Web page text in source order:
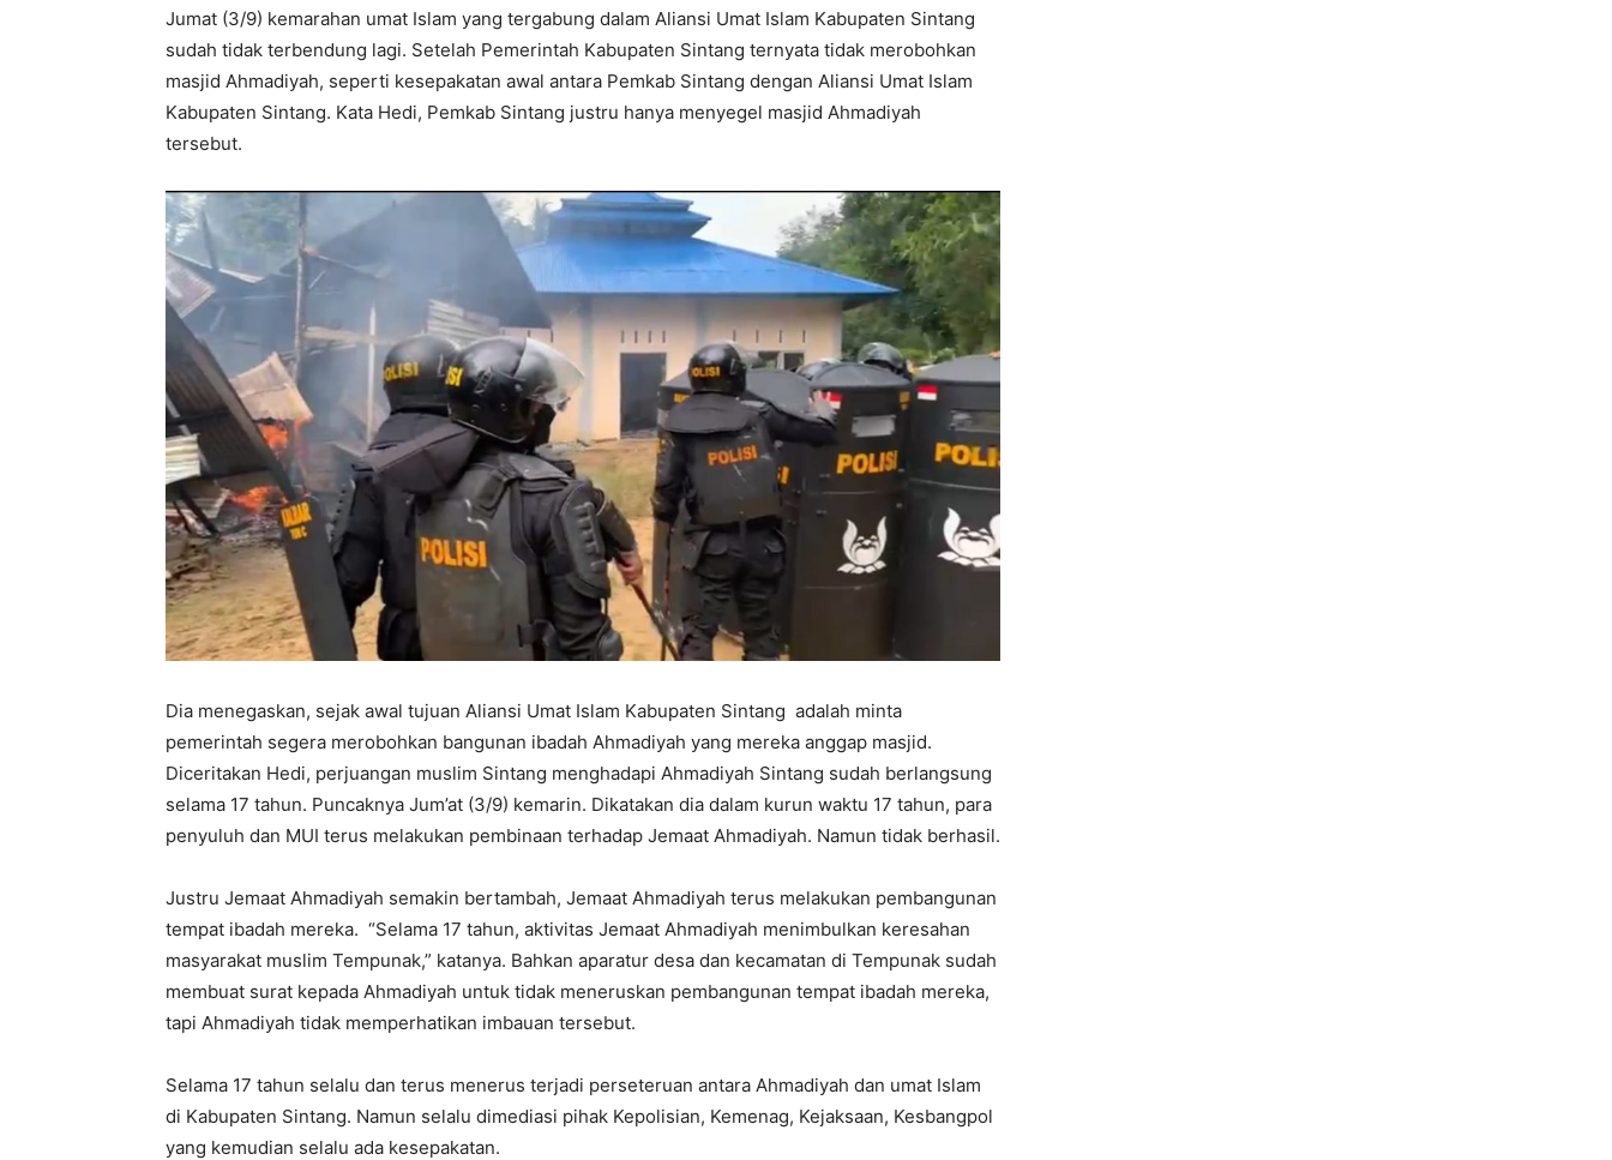
Jumat (3/9) kemarahan umat Islam yang tergabung dalam Aliansi Umat Islam Kabupaten Sintang
sudah tidak terbendung lagi. Setelah Pemerintah Kabupaten Sintang ternyata tidak merobohkan
masjid Ahmadiyah, seperti kesepakatan awal antara Pemkab Sintang dengan Aliansi Umat Islam
Kabupaten Sintang. Kata Hedi, Pemkab Sintang justru hanya menyegel masjid Ahmadiyah
tersebut.
Dia menegaskan, sejak awal tujuan Aliansi Umat Islam Kabupaten Sintang adalah minta
pemerintah segera merobohkan bangunan ibadah Ahmadiyah yang mereka anggap masjid.
Diceritakan Hedi, perjuangan muslim Sintang menghadapi Ahmadiyah Sintang sudah berlangsung
selama 17 tahun. Puncaknya Jum’at (3/9) kemarin. Dikatakan dia dalam kurun waktu 17 tahun, para
penyuluh dan MUI terus melakukan pembinaan terhadap Jemaat Ahmadiyah. Namun tidak berhasil.
Justru Jemaat Ahmadiyah semakin bertambah, Jemaat Ahmadiyah terus melakukan pembangunan
tempat ibadah mereka. “Selama 17 tahun, aktivitas Jemaat Ahmadiyah menimbulkan keresahan
masyarakat muslim Tempunak,” katanya. Bahkan aparatur desa dan kecamatan di Tempunak sudah
membuat surat kepada Ahmadiyah untuk tidak meneruskan pembangunan tempat ibadah mereka,
tapi Ahmadiyah tidak memperhatikan imbauan tersebut.
Selama 17 tahun selalu dan terus menerus terjadi perseteruan antara Ahmadiyah dan umat Islam
di Kabupaten Sintang. Namun selalu dimediasi pihak Kepolisian, Kemenag, Kejaksaan, Kesbangpol
yang kemudian selalu ada kesepakatan.